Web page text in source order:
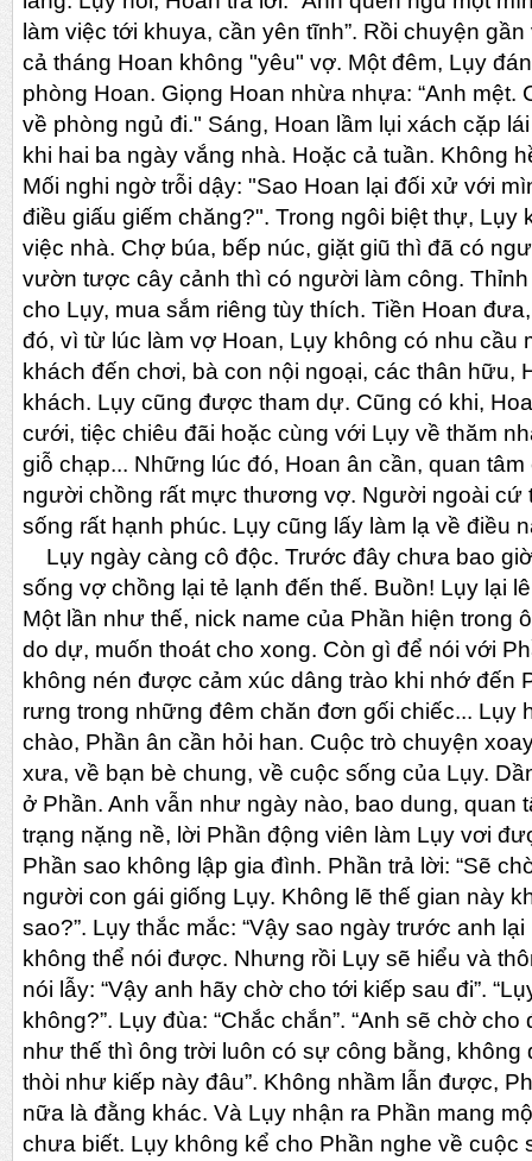
làm việc tới khuya, cần yên tĩnh”. Rồi chuyện
cả tháng Hoan không "yêu" vợ. Một đêm, Lụy
phòng Hoan. Giọng Hoan nhừa nhựa: “Anh mệt.
về phòng ngủ đi." Sáng, Hoan lầm lụi xách cặp
khi hai ba ngày vắng nhà. Hoặc cả tuần. Không
Mối nghi ngờ trỗi dậy: "Sao Hoan lại đối xử với
điều giấu giếm chăng?". Trong ngôi biệt thự, Lụy
việc nhà. Chợ búa, bếp núc, giặt giũ thì đã có
vườn tược cây cảnh thì có người làm công.
cho Lụy, mua sắm riêng tùy thích. Tiền Hoan
đó, vì từ lúc làm vợ Hoan, Lụy không có nhu cầu
khách đến chơi, bà con nội ngoại, các thân hữu,
khách. Lụy cũng được tham dự. Cũng có khi,
cưới, tiệc chiêu đãi hoặc cùng với Lụy về thăm
giỗ chạp... Những lúc đó, Hoan ân cần, quan
người chồng rất mực thương vợ. Người ngoài cứ
sống rất hạnh phúc. Lụy cũng lấy làm lạ về điều
Lụy ngày càng cô độc. Trước đây chưa bao
sống vợ chồng lại tẻ lạnh đến thế. Buồn! Lụy lại
Một lần như thế, nick name của Phần hiện trong
do dự, muốn thoát cho xong. Còn gì để nói với
không nén được cảm xúc dâng trào khi nhớ đến
rưng trong những đêm chăn đơn gối chiếc... Lụy
chào, Phần ân cần hỏi han. Cuộc trò chuyện
xưa, về bạn bè chung, về cuộc sống của Lụy.
ở Phần. Anh vẫn như ngày nào, bao dung, quan
trạng nặng nề, lời Phần động viên làm Lụy vơi
Phần sao không lập gia đình. Phần trả lời: “Sẽ
người con gái giống Lụy. Không lẽ thế gian này
sao?”. Lụy thắc mắc: “Vậy sao ngày trước anh
không thể nói được. Nhưng rồi Lụy sẽ hiểu và
nói lẫy: “Vậy anh hãy chờ cho tới kiếp sau đi”.
không?”. Lụy đùa: “Chắc chắn”. “Anh sẽ chờ
như thế thì ông trời luôn có sự công bằng, không
thòi như kiếp này đâu”. Không nhầm lẫn được,
nữa là đằng khác. Và Lụy nhận ra Phần mang
chưa biết. Lụy không kể cho Phần nghe về cuộc